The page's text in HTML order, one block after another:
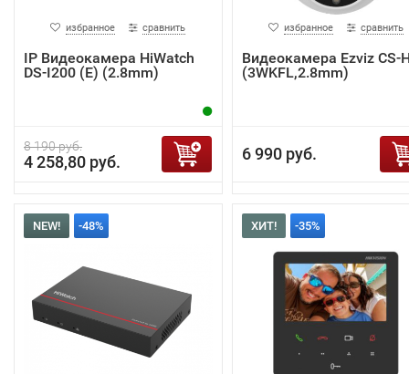
избранное сравнить
IP Видеокамера HiWatch
DS-I200 (E) (2.8mm)
8 190 руб.
4 258,80 руб.
избранное сравнить
Видеокамера Ezviz CS-
(3WKFL,2.8mm)
6 990 руб.
NEW! -48% ХИТ! -35%